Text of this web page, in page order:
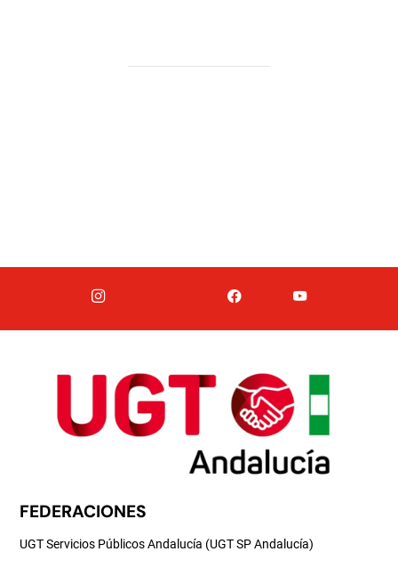
FEDERACIONES
UGT Servicios Públicos Andalucía (UGT SP Andalucía)